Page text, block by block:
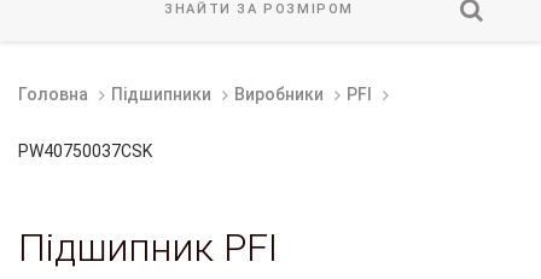
ЗНАЙТИ ЗА РОЗМІРОМ
Головна Підшипники Виробники PFI
PW40750037CSK
Підшипник PFI